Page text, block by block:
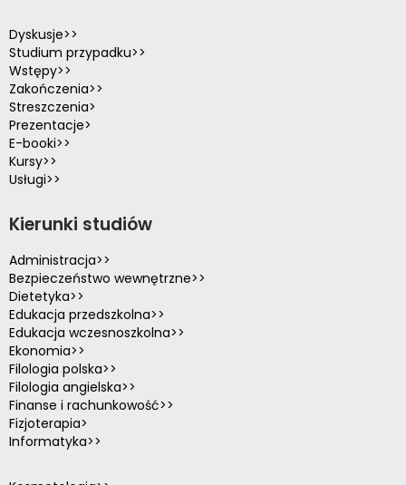
Dyskusje>>
Studium przypadku>>
Wstępy>>
Zakończenia>>
Streszczenia>
Prezentacje>
E-booki>>
Kursy>>
Usługi>>
Kierunki studiów
Administracja>>
Bezpieczeństwo wewnętrzne>>
Dietetyka>>
Edukacja przedszkolna>>
Edukacja wczesnoszkolna>>
Ekonomia>>
Filologia polska>>
Filologia angielska>>
Finanse i rachunkowość>>
Fizjoterapia>
Informatyka>>